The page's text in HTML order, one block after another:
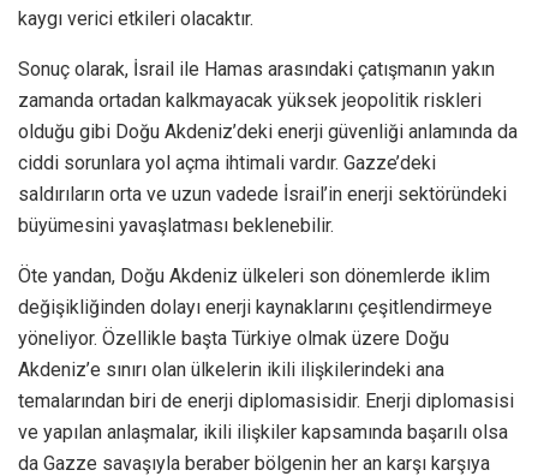
kaygı verici etkileri olacaktır.
Sonuç olarak, İsrail ile Hamas arasındaki çatışmanın yakın
zamanda ortadan kalkmayacak yüksek jeopolitik riskleri
olduğu gibi Doğu Akdeniz’deki enerji güvenliği anlamında da
ciddi sorunlara yol açma ihtimali vardır. Gazze’deki
saldırıların orta ve uzun vadede İsrail’in enerji sektöründeki
büyümesini yavaşlatması beklenebilir.
Öte yandan, Doğu Akdeniz ülkeleri son dönemlerde iklim
değişikliğinden dolayı enerji kaynaklarını çeşitlendirmeye
yöneliyor. Özellikle başta Türkiye olmak üzere Doğu
Akdeniz’e sınırı olan ülkelerin ikili ilişkilerindeki ana
temalarından biri de enerji diplomasisidir. Enerji diplomasisi
ve yapılan anlaşmalar, ikili ilişkiler kapsamında başarılı olsa
da Gazze savaşıyla beraber bölgenin her an karşı karşıya